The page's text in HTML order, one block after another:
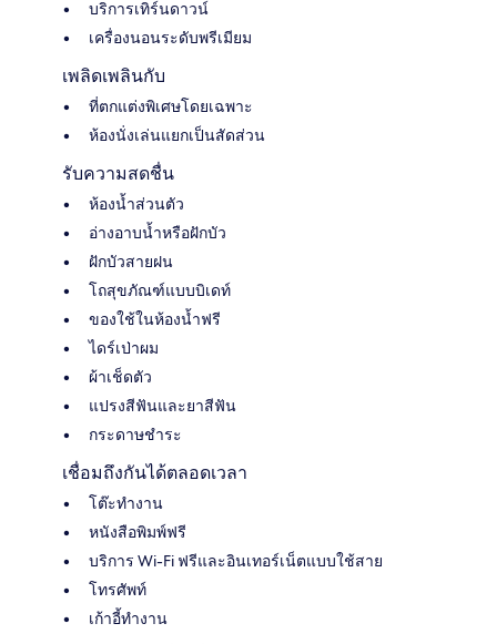
บริการเทิร์นดาวน์
เครื่องนอนระดับพรีเมียม
เพลิดเพลินกับ
ที่ตกแต่งพิเศษโดยเฉพาะ
ห้องนั่งเล่นแยกเป็นสัดส่วน
รับความสดชื่น
ห้องน้ำส่วนตัว
อ่างอาบน้ำหรือฝักบัว
ฝักบัวสายฝน
โถสุขภัณฑ์แบบบิเดท์
ของใช้ในห้องน้ำฟรี
ไดร์เป่าผม
ผ้าเช็ดตัว
แปรงสีฟันและยาสีฟัน
กระดาษชำระ
เชื่อมถึงกันได้ตลอดเวลา
โต๊ะทำงาน
หนังสือพิมพ์ฟรี
บริการ Wi-Fi ฟรีและอินเทอร์เน็ตแบบใช้สาย
โทรศัพท์
เก้าอี้ทำงาน